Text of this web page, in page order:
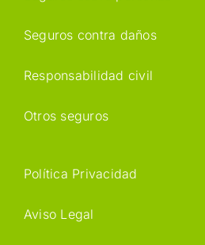
Seguros contra daños
Responsabilidad civil
Otros seguros
Política Privacidad
Aviso Legal